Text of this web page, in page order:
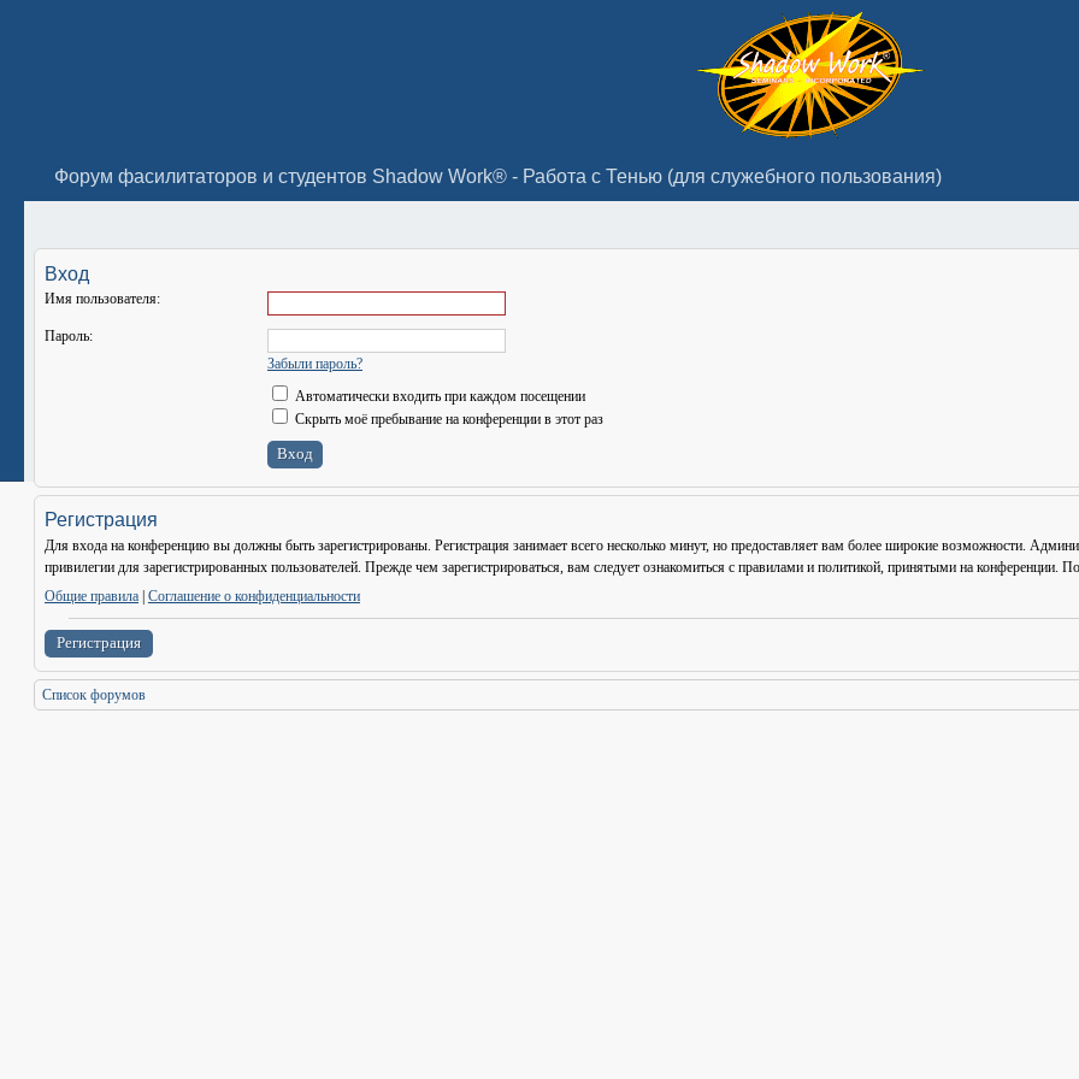
Форум фасилитаторов и студентов Shadow Work® - Работа с Тенью (для служебного пользования)
Вход
Имя пользователя:
Пароль:
Забыли пароль?
Автоматически входить при каждом посещении
Скрыть моё пребывание на конференции в этот раз
Регистрация
Для входа на конференцию вы должны быть зарегистрированы. Регистрация занимает всего несколько минут, но предоставляет вам более широкие возможности.
привилегии для зарегистрированных пользователей. Прежде чем зарегистрироваться, вам следует ознакомиться с правилами и политикой, принятыми на конференции.
Общие правила Соглашение о конфиденциальности
Регистрация
Список форумов